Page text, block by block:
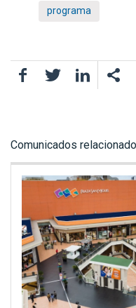
programa
FacebookTwitter LinkedIn
Comunicados